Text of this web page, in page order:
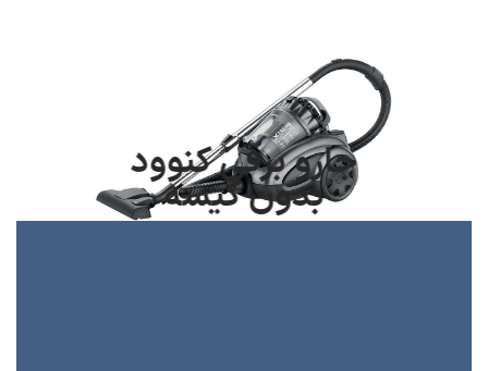
جارو برقی کنوود
بدون کیسه